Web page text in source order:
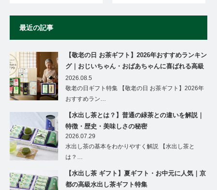
最近の記事
【敬老の日 お茶ギフト】2026年おすすめランキン
グ｜おじいちゃん・おばあちゃんに喜ばれる高級
茶ギフト特集
2026.08.5
敬老の日ギフト特集 【敬老の日 お茶ギフト】2026年
おすすめラン…
【水出し茶とは？】普通の緑茶との違いを解説｜
特徴・歴史・美味しさの秘密
2026.07.29
水出し茶の基本をわかりやすく解説 【水出し茶と
は？…
【水出し茶 ギフト】夏ギフト・お中元に人気｜京
都の高級水出し茶ギフト特集